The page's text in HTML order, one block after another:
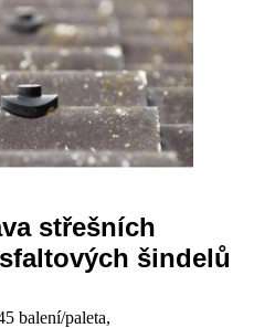
střešních
šindelů
balení/paleta,